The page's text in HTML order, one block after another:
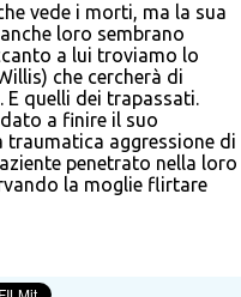
vede i morti, ma la sua
loro sembrano
a lui troviamo lo
che cercherà di
quelli dei trapassati.
a finire il suo
aggressione di
penetrato nella loro
la moglie flirtare